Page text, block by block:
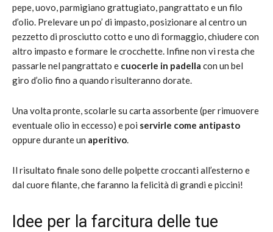
pepe, uovo, parmigiano grattugiato, pangrattato e un filo
d’olio. Prelevare un po’ di impasto, posizionare al centro un
pezzetto di prosciutto cotto e uno di formaggio, chiudere con
altro impasto e formare le crocchette. Infine non vi resta che
passarle nel pangrattato e cuocerle in padella con un bel
giro d’olio fino a quando risulteranno dorate.
Una volta pronte, scolarle su carta assorbente (per rimuovere
eventuale olio in eccesso) e poi servirle come antipasto
oppure durante un aperitivo.
Il risultato finale sono delle polpette croccanti all’esterno e
dal cuore filante, che faranno la felicità di grandi e piccini!
Idee per la farcitura delle tue